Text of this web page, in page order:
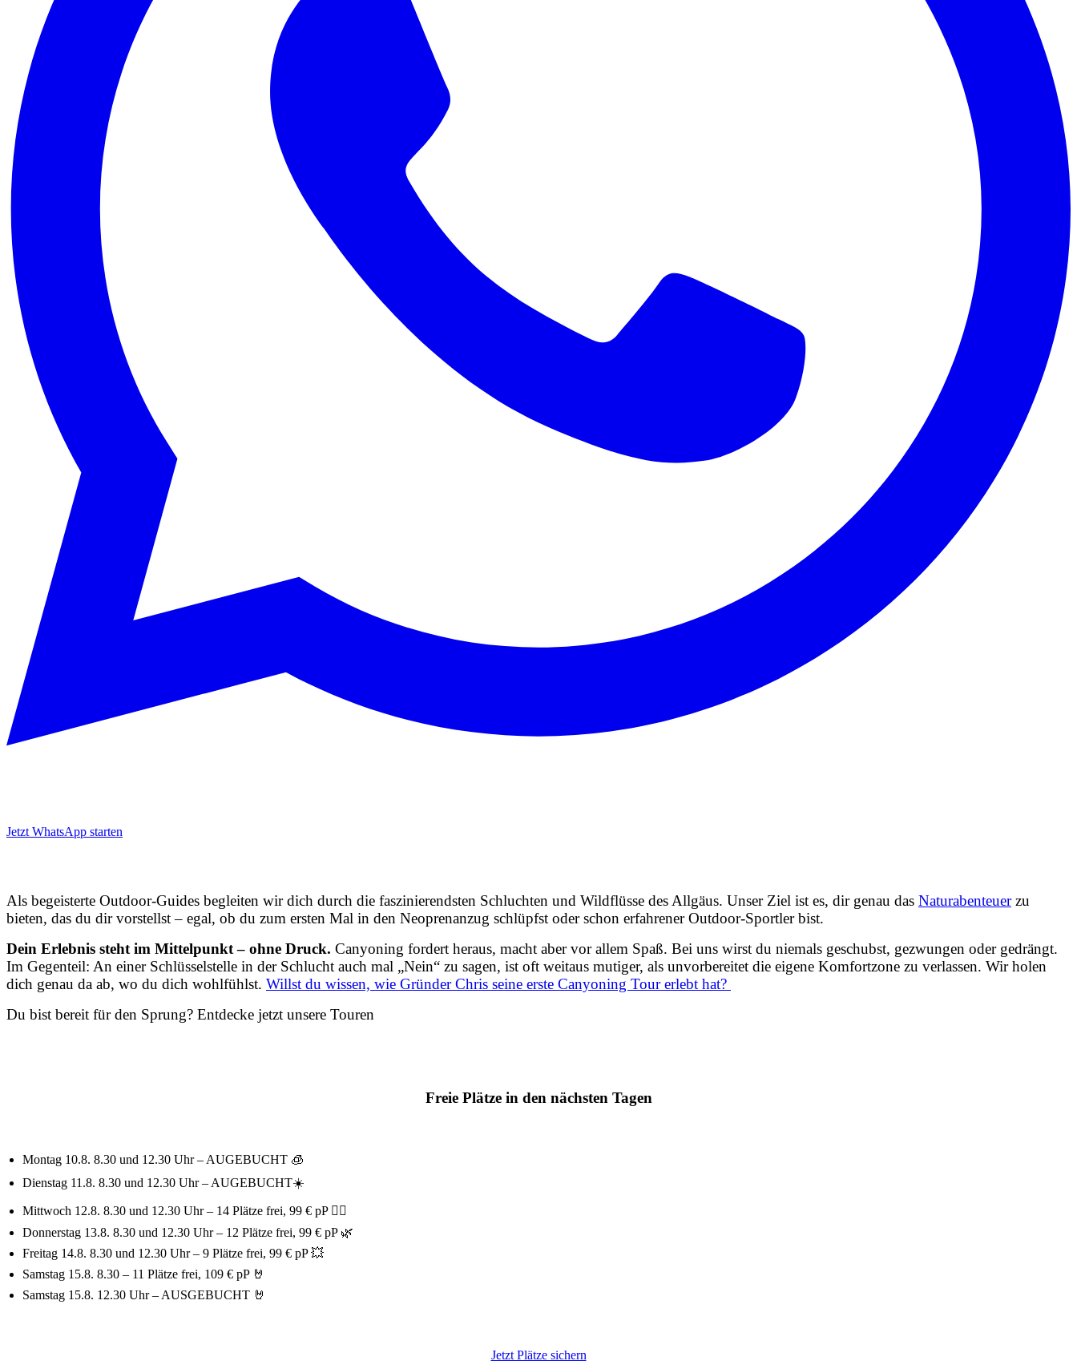
Jetzt WhatsApp starten
Als begeisterte Outdoor-Guides begleiten wir dich durch die faszinierendsten Schluchten und Wildflüsse des Allgäus. Unser Ziel ist es, dir genau das Naturabenteuerzu
bieten, das du dir vorstellst – egal, ob du zum ersten Mal in den Neoprenanzug schlüpfst oder schon erfahrener Outdoor-Sportler bist.
Dein Erlebnis steht im Mittelpunkt – ohne Druck. Canyoning fordert heraus, macht aber vor allem Spaß. Bei uns wirst du niemals geschubst, gezwungen oder gedrängt.
Im Gegenteil: An einer Schlüsselstelle in der Schlucht auch mal „Nein“ zu sagen, ist oft weitaus mutiger, als unvorbereitet die eigene Komfortzone zu verlassen. Wir holen
dich genau da ab, wo du dich wohlfühlst. Willst du wissen, wie Gründer Chris seine erste Canyoning Tour erlebt hat?
Du bist bereit für den Sprung? Entdecke jetzt unsere Touren
Freie Plätze in den nächsten Tagen
Montag 10.8. 8.30 und 12.30 Uhr – AUGEBUCHT 🧊
Dienstag 11.8. 8.30 und 12.30 Uhr – AUGEBUCHT☀️
Mittwoch 12.8. 8.30 und 12.30 Uhr – 14 Plätze frei, 99 € pP 🏄‍♂️
Donnerstag 13.8. 8.30 und 12.30 Uhr – 12 Plätze frei, 99 € pP 🌿
Freitag 14.8. 8.30 und 12.30 Uhr – 9 Plätze frei, 99 € pP 💥
Samstag 15.8. 8.30 – 11 Plätze frei, 109 € pP 🤘
Samstag 15.8. 12.30 Uhr – AUSGEBUCHT 🤘
Jetzt Plätze sichern